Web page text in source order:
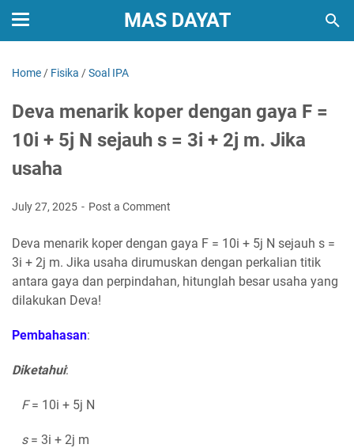
MAS DAYAT
Home / Fisika /Soal IPA
Deva menarik koper dengan gaya F =
10i + 5j N sejauh s = 3i + 2j m. Jika
usaha
July 27, 2025 Post a Comment
Deva menarik koper dengan gaya F = 10i + 5j N sejauh s =
3i + 2j m. Jika usaha dirumuskan dengan perkalian titik
antara gaya dan perpindahan, hitunglah besar usaha yang
dilakukan Deva!
Pembahasan:
Diketahui:
F= 10i + 5j N
s= 3i + 2j m